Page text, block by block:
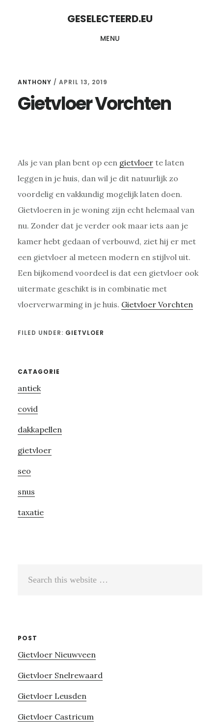
GESELECTEERD.EU
MENU
ANTHONY / APRIL 13, 2019
Gietvloer Vorchten
Als je van plan bent op een gietvloerte laten
leggen in je huis, dan wil je dit natuurlijk zo
voordelig en vakkundig mogelijk laten doen.
Gietvloeren in je woning zijn echt helemaal van
nu. Zonder dat je verder ook maar iets aan je
kamer hebt gedaan of verbouwd, ziet hij er met
een gietvloer al meteen modern en stijlvol uit.
Een bijkomend voordeel is dat een gietvloer ook
uitermate geschikt is in combinatie met
vloerverwarming in je huis. Gietvloer Vorchten
FILED UNDER: GIETVLOER
Primary
Sidebar
CATAGORIE
antiek
covid
dakkapellen
gietvloer
seo
snus
taxatie
POST
Gietvloer Nieuwveen
Gietvloer Snelrewaard
Gietvloer Leusden
Gietvloer Castricum